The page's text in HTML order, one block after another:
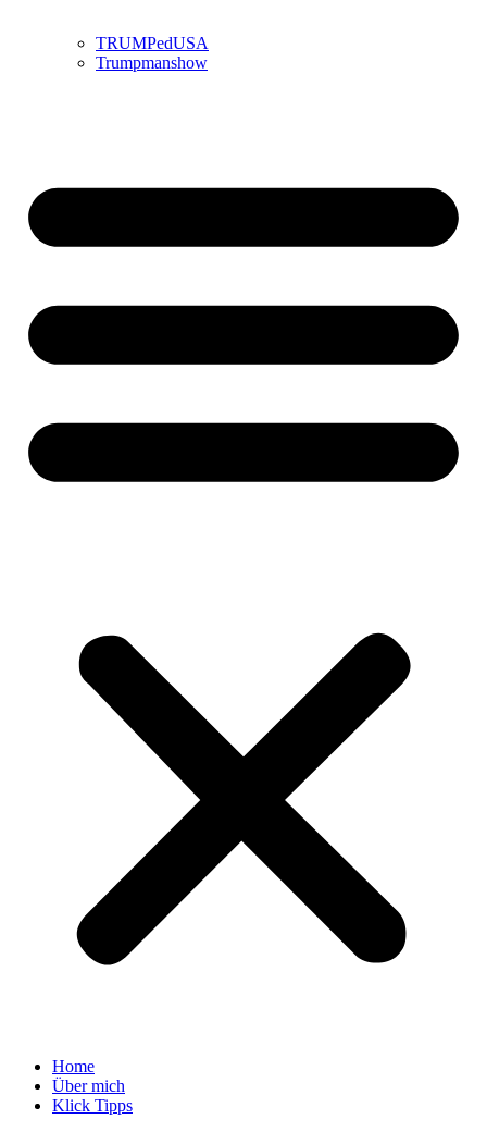
TRUMPedUSA
Trumpmanshow
Home
Über mich
Klick Tipps